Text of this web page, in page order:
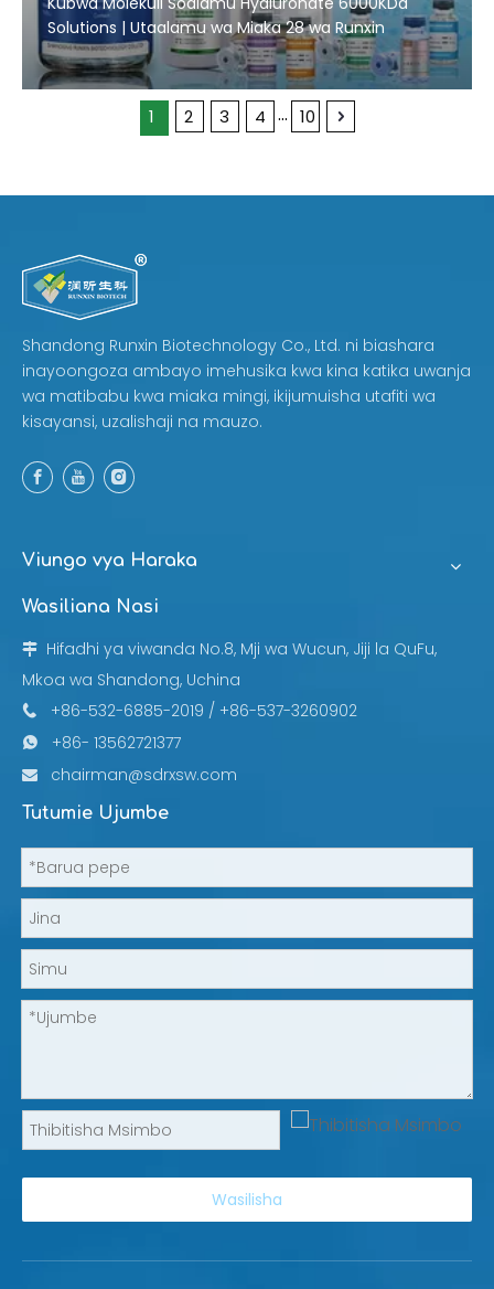
Solutions | Utaalamu wa Miaka 28 wa Runxin
1 2 3 4 ... 10
Shandong Runxin Biotechnology Co., Ltd. ni biashara
inayoongoza ambayo imehusika kwa kina katika uwanja
wa matibabu kwa miaka mingi, ikijumuisha utafiti wa
kisayansi, uzalishaji na mauzo.
Viungo vya Haraka
Wasiliana Nasi

Hifadhi ya viwanda No.8, Mji wa Wucun, Jiji la QuFu,
Mkoa wa Shandong, Uchina
 +86-532-6885-2019 / +86-537-3260902
 +86- 13562721377
 chairman@sdrxsw.com
Tutumie Ujumbe
Wasilisha